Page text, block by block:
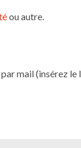
ou autre.
mail (insérez